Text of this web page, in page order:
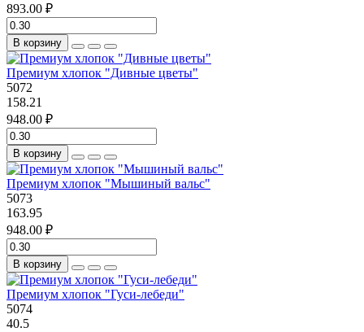
893.00 ₽
В корзину
Премиум хлопок "Дивные цветы"
5072
158.21
948.00 ₽
В корзину
Премиум хлопок "Мышиный вальс"
5073
163.95
948.00 ₽
В корзину
Премиум хлопок "Гуси-лебеди"
5074
40.5